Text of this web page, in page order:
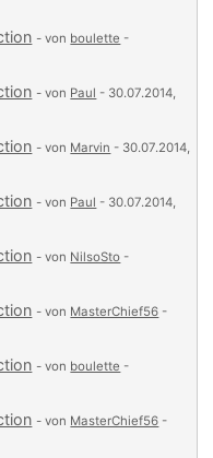
- von boulette -
- von Paul - 30.07.2014,
- von Marvin - 30.07.2014,
- von Paul - 30.07.2014,
- von NilsoSto -
- von MasterChief56 -
- von boulette -
- von MasterChief56 -